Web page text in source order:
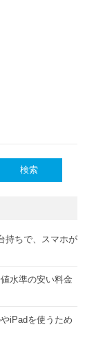
持ちで、スマホが
水準の安い料金
iPadを使うため